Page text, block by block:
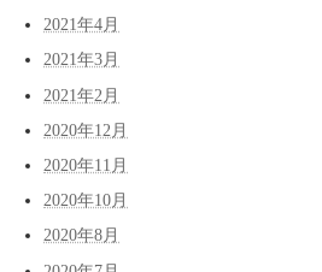
2021年4月
2021年3月
2021年2月
2020年12月
2020年11月
2020年10月
2020年8月